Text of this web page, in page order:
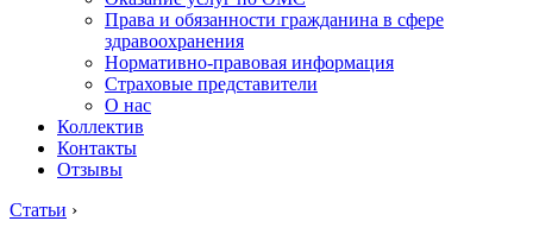
Права и обязанности гражданина в сфере
здравоохранения
Нормативно-правовая информация
Страховые представители
О нас
Коллектив
Контакты
Отзывы
Статьи ›